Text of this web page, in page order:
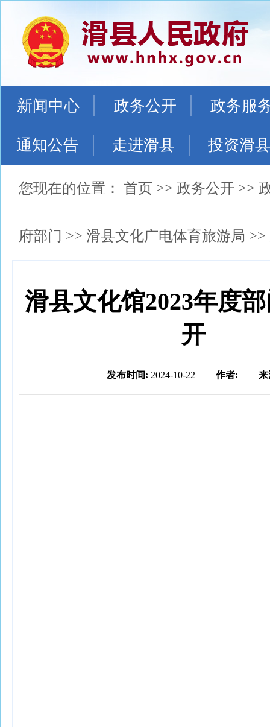
新闻中心 政务公开 政务服
通知公告 走进滑县 投资滑县
您现在的位置： 首页 >> 政务公开 >>
府部门 >> 滑县文化广电体育旅游局 >>
滑县文化馆2023年度
开
发布时间: 2024-10-22 作者: 来